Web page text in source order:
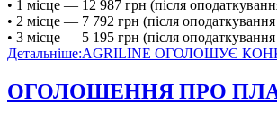
• 1 місце — 12 987 грн (після
• 2 місце — 7 792 грн (після
• 3 місце — 5 195 грн (після
Детальніше:AGRILINE ОГОЛОШУЄ
ОГОЛОШЕННЯ ПРО